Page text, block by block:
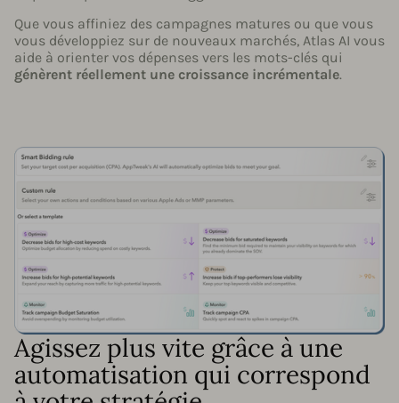
Que vous affiniez des campagnes matures ou que vous
vous développiez sur de nouveaux marchés, Atlas AI vous
aide à orienter vos dépenses vers les mots-clés qui
génèrent réellement une croissance incrémentale.
Agissez plus vite grâce à une
automatisation qui correspond